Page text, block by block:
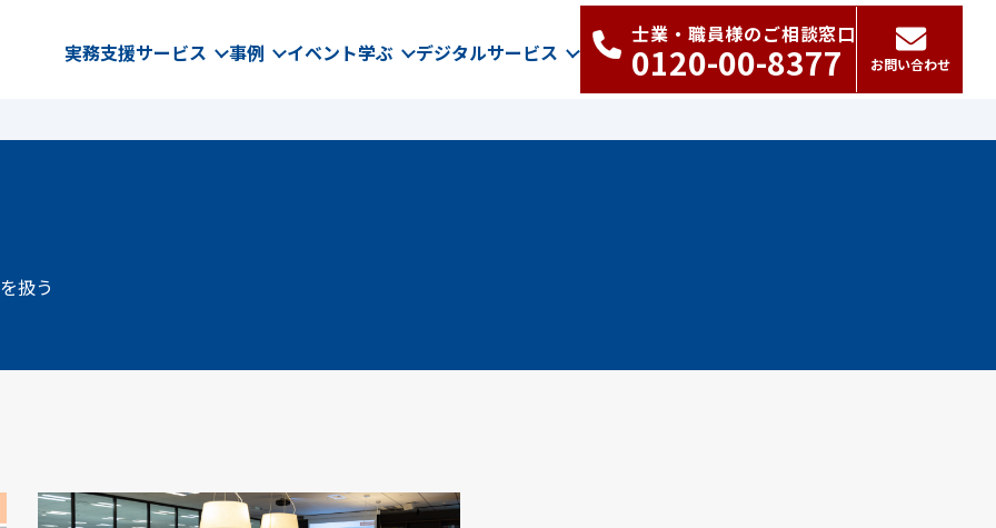
実務支援サービス 事例 イベント学ぶ デジタルサービス
士業・職員様のご相談窓口
0120-00-8377 お問い合わせ
扱う